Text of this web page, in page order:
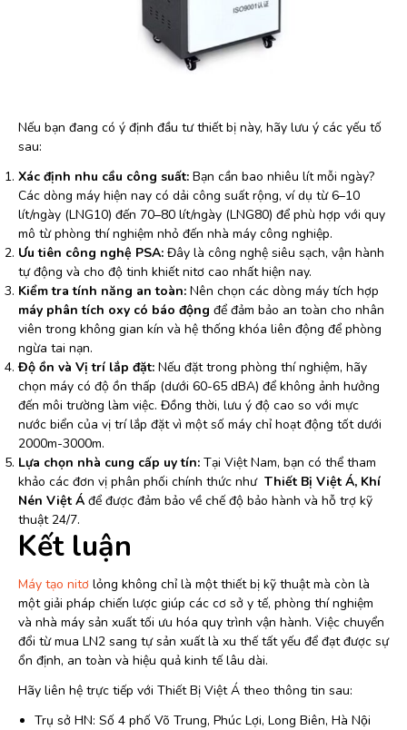
Nếu bạn đang có ý định đầu tư thiết bị này, hãy lưu ý các yếu tố
sau:
Xác định nhu cầu công suất: Bạn cần bao nhiêu lít mỗi ngày?
Các dòng máy hiện nay có dải công suất rộng, ví dụ từ 6–10
lít/ngày (LNG10) đến 70–80 lít/ngày (LNG80) để phù hợp với quy
mô từ phòng thí nghiệm nhỏ đến nhà máy công nghiệp.
Ưu tiên công nghệ PSA: Đây là công nghệ siêu sạch, vận hành
tự động và cho độ tinh khiết nitơ cao nhất hiện nay.
Kiểm tra tính năng an toàn: Nên chọn các dòng máy tích hợp
máy phân tích oxy có báo động để đảm bảo an toàn cho nhân
viên trong không gian kín và hệ thống khóa liên động để phòng
ngừa tai nạn.
Độ ồn và Vị trí lắp đặt: Nếu đặt trong phòng thí nghiệm, hãy
chọn máy có độ ồn thấp (dưới 60-65 dBA) để không ảnh hưởng
đến môi trường làm việc. Đồng thời, lưu ý độ cao so với mực
nước biển của vị trí lắp đặt vì một số máy chỉ hoạt động tốt dưới
2000m-3000m.
Lựa chọn nhà cung cấp uy tín: Tại Việt Nam, bạn có thể tham
khảo các đơn vị phân phối chính thức như Thiết Bị Việt Á, Khí
Nén Việt Á để được đảm bảo về chế độ bảo hành và hỗ trợ kỹ
thuật 24/7.
Kết luận
Máy tạo nitơ lỏng không chỉ là một thiết bị kỹ thuật mà còn là
một giải pháp chiến lược giúp các cơ sở y tế, phòng thí nghiệm
và nhà máy sản xuất tối ưu hóa quy trình vận hành. Việc chuyển
đổi từ mua LN2 sang tự sản xuất là xu thế tất yếu để đạt được sự
ổn định, an toàn và hiệu quả kinh tế lâu dài.
Hãy liên hệ trực tiếp với Thiết Bị Việt Á theo thông tin sau:
Trụ sở HN: Số 4 phố Võ Trung, Phúc Lợi, Long Biên, Hà Nội